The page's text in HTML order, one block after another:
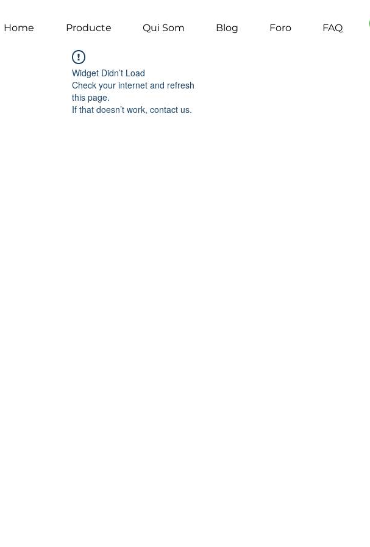
Home Producte Qui Som Blog Foro FAQ
Widget Didn’t Load
Check your internet and refresh
this page.
If that doesn’t work, contact us.